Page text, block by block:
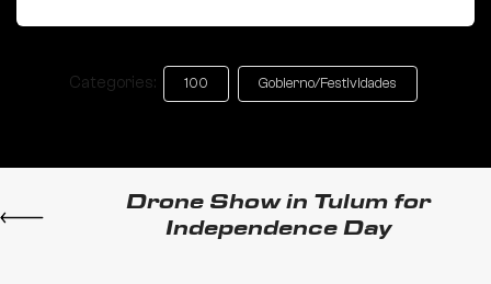
Categories: 100 Gobierno/Festividades
Drone Show in Tulum for
Independence Day